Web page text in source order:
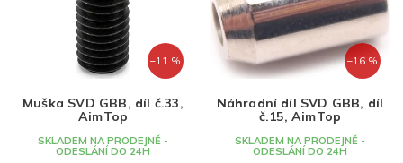
o
d
k
t
ů
Abecedně
–11 %
Muška SVD GBB, díl č.33,
AimTop
SKLADEM NA PRODEJNĚ -
ODESLÁNÍ DO 24H
–16 %
Náhradní díl SVD GBB, díl
č.15, AimTop
SKLADEM NA PRODEJNĚ -
ODESLÁNÍ DO 24H